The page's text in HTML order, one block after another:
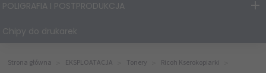
POLIGRAFIA I POSTPRODUKCJA
Chipy do drukarek
Strona główna EKSPLOATACJA Tonery Ricoh Kserokopiarki